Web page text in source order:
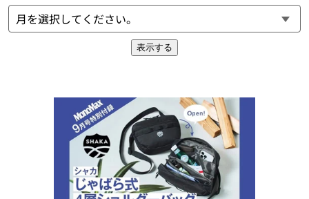
表示する